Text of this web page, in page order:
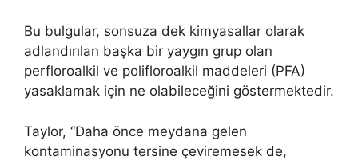
Bu bulgular, sonsuza dek kimyasallar olarak
adlandırılan başka bir yaygın grup olan
perfloroalkil ve polifloroalkil maddeleri (PFA)
yasaklamak için ne olabileceğini göstermektedir.
Taylor, “Daha önce meydana gelen
kontaminasyonu tersine çeviremesek de,